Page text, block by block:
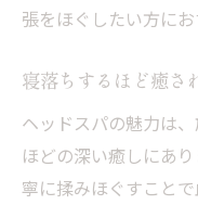
張をほぐしたい方にお
寝落ちするほど癒さ
ヘッドスパの魅力は
ほどの深い癒しにあ
寧に揉みほぐすこと